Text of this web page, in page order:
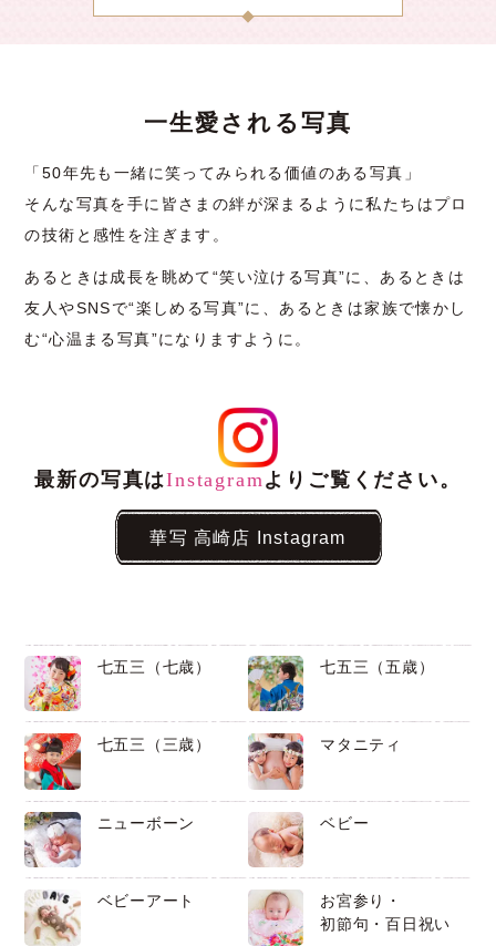
一生愛される写真
「50年先も一緒に笑ってみられる価値のある写真」
そんな写真を手に皆さまの絆が深まるように私たちはプロ
の技術と感性を注ぎます。
あるときは成長を眺めて“笑い泣ける写真”に、 あるときは
友人やSNSで“楽しめる写真”に、 あるときは家族で懐かし
む“心温まる写真”になりますように。
最新の写真はInstagram よりご覧ください。
華写 高崎店 Instagram
七五三（七歳） 七五三（五歳）
七五三（三歳） マタニティ
ニューボーン ベビー
ベビーアート
お宮参り・
初節句・百日祝い